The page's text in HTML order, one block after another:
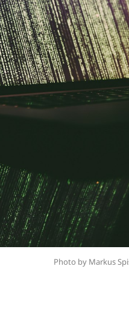
Photo by Markus